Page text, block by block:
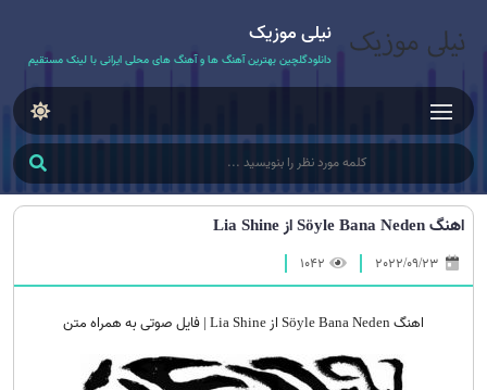
نیلی موزیک
دانلودگلچین بهترین آهنگ ها و آهنگ های محلی ایرانی با لینک مستقیم
اهنگ Söyle Bana Neden از Lia Shine
1042
اهنگ Söyle Bana Neden از Lia Shine | فایل صوتی به همراه متن